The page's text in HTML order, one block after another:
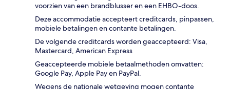
voorzien van een brandblusser en een EHBO-doos.
Deze accommodatie accepteert creditcards, pinpassen,
mobiele betalingen en contante betalingen.
De volgende creditcards worden geaccepteerd: Visa,
Mastercard, American Express
Geaccepteerde mobiele betaalmethoden omvatten:
Google Pay, Apple Pay en PayPal.
Wegens de nationale wetgeving mogen contante